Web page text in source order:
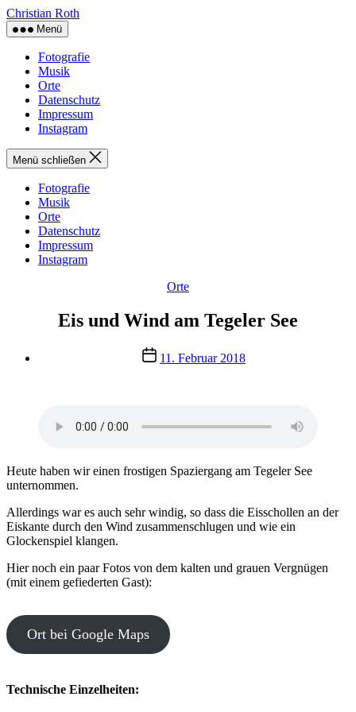
Zum
Inhalt
springen
Christian Roth
Menü
Fotografie
Musik
Orte
Datenschutz
Impressum
Instagram
Menü schließen
Fotografie
Musik
Orte
Datenschutz
Impressum
Instagram
Kategorien
Orte
Eis und Wind am Tegeler See
Veröffentlichungsdatum
11. Februar 2018
Heute haben wir einen frostigen Spaziergang am Tegeler See
unternommen.
Allerdings war es auch sehr windig, so dass die Eisschollen an der
Eiskante durch den Wind zusammenschlugen und wie ein
Glockenspiel klangen.
Hier noch ein paar Fotos von dem kalten und grauen Vergnügen
(mit einem gefiederten Gast):
Ort bei Google Maps
Technische Einzelheiten: